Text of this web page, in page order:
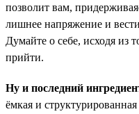
позволит вам,
лишнее напряжение и
Думайте о себе, исходя из
прийти.
Ну и последний
ёмкая и структурированная